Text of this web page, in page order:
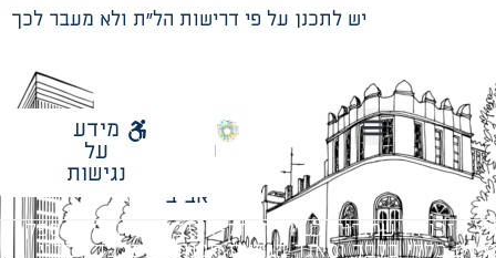
יש לתכנן על פי דרישות הל”ת ולא מעבר לכך
עיריית
אביב
מידע
על
נגישות
כל הזכויות שמורות לעיריית תל-אביב-יפו. האתר מספק
מידע כללי בלבד ומאגד הנחיות תכנוניות בלבד למבני